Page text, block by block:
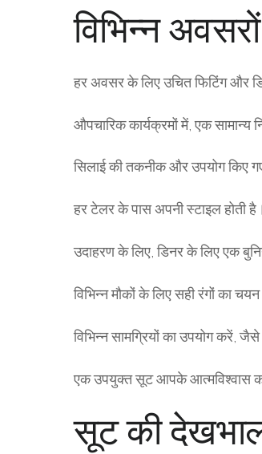
विभिन्न
हर अवसर के लिए उचित फिटिंग और
औपचारिक कार्यक्रमों में, एक
सिलाई की तकनीक और उपयोग किए
हर टेलर के पास अपनी स्टाइल होती
उदाहरण के लिए, डिनर के लिए एक
विभिन्न मौकों के लिए सही रंगों का
एक उपयुक्त सूट आपके आत्मविश्वास को
सूट की